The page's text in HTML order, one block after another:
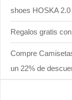
shoes HOSKA
Regalos gratis
Compre
un 22% de